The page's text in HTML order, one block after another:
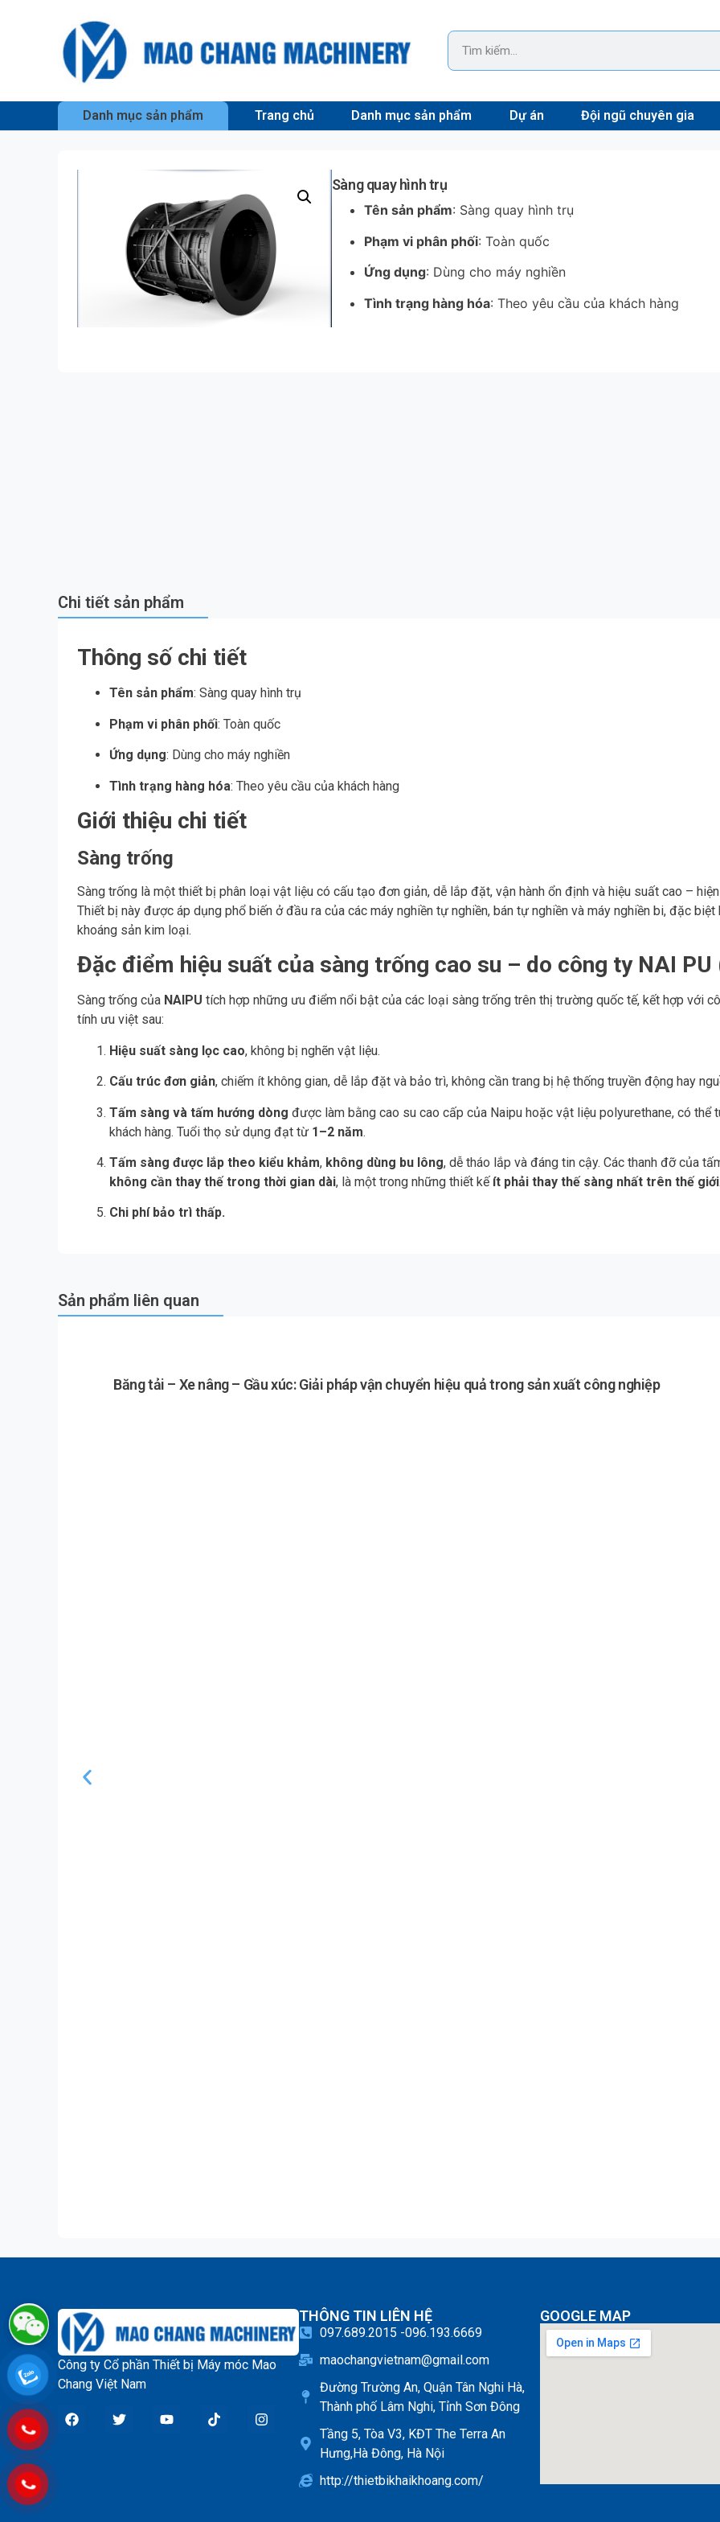
Danh mục sản phẩm Trang chủ Danh mục sản phẩm Dự án Đội ngũ chuyên gia
Sàng quay hình trụ
Tên sản phẩm: Sàng quay hình trụ
Phạm vi phân phối: Toàn quốc
Ứng dụng: Dùng cho máy nghiền
Tình trạng hàng hóa: Theo yêu cầu của khách hàng
Chi tiết sản phẩm
Thông số chi tiết
Tên sản phẩm: Sàng quay hình trụ
Phạm vi phân phối: Toàn quốc
Ứng dụng: Dùng cho máy nghiền
Tình trạng hàng hóa: Theo yêu cầu của khách hàng
Giới thiệu chi tiết
Sàng trống
Sàng trống là một thiết bị phân loại vật liệu có cấu tạo đơn giản, dễ lắp đặt, vận hành ổn định và hiệu suất cao –
Thiết bị này được áp dụng phổ biến ở đầu ra của các máy nghiền tự nghiền, bán tự nghiền và máy nghiền bi, đặc
khoáng sản kim loại.
Đặc điểm hiệu suất của sàng trống cao su – do công ty NAI PU
Sàng trống của NAIPU tích hợp những ưu điểm nổi bật của các loại sàng trống trên thị trường quốc tế, kết hợp với
tính ưu việt sau:
Hiệu suất sàng lọc cao, không bị nghẽn vật liệu.
Cấu trúc đơn giản, chiếm ít không gian, dễ lắp đặt và bảo trì, không cần trang bị hệ thống truyền động hay
Tấm sàng và tấm hướng dòng được làm bằng cao su cao cấp của Naipu hoặc vật liệu polyurethane, có thể
khách hàng. Tuổi thọ sử dụng đạt từ 1–2 năm.
Tấm sàng được lắp theo kiểu khảm, không dùng bu lông, dễ tháo lắp và đáng tin cậy. Các thanh đỡ của
không cần thay thế trong thời gian dài, là một trong những thiết kế ít phải thay thế sàng nhất trên thế giới.
Chi phí bảo trì thấp.
Sản phẩm liên quan
Băng tải – Xe nâng – Gầu xúc: Giải pháp vận chuyển hiệu quả trong sản xuất công nghiệp
Công ty Cổ phần Thiết bị Máy móc Mao
Chang Việt Nam
THÔNG TIN LIÊN HỆ
097.689.2015 -096.193.6669
maochangvietnam@gmail.com
Đường Trường An, Quận Tân Nghi Hà,
Thành phố Lâm Nghi, Tỉnh Sơn Đông
Tầng 5, Tòa V3, KĐT The Terra An
Hưng,Hà Đông, Hà Nội
http://thietbikhaikhoang.com/
GOOGLE MAP